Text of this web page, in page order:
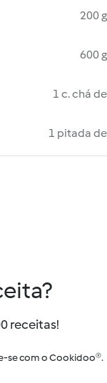
200 g
600 g
1 c. chá de
1 pitada de
receitas!
se com o Cookidoo®.